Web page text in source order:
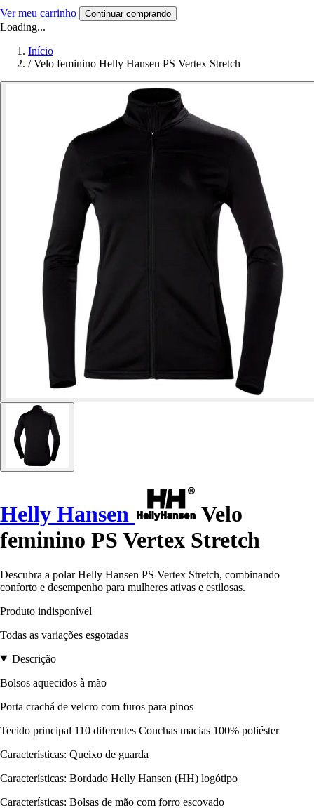
Ver meu carrinho Continuar comprando
Loading...
Início
/ Velo feminino Helly Hansen PS Vertex Stretch
Helly Hansen
Velo
feminino PS Vertex Stretch
Descubra a polar Helly Hansen PS Vertex Stretch, combinando
conforto e desempenho para mulheres ativas e estilosas.
Produto indisponível
Todas as variações esgotadas
Descrição
Bolsos aquecidos à mão
Porta crachá de velcro com furos para pinos
Tecido principal 110 diferentes Conchas macias 100% poliéster
Características: Queixo de guarda
Características: Bordado Helly Hansen (HH) logótipo
Características: Bolsas de mão com forro escovado